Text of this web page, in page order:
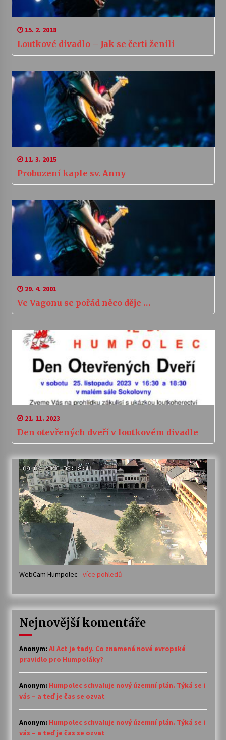
15. 2. 2018
Loutkové divadlo – Jak se čerti ženili
11. 3. 2015
Probuzení kaple sv. Anny
29. 4. 2001
Ve Vagonu se pořád něco děje …
21. 11. 2023
Den otevřených dveří v loutkovém divadle
WebCam Humpolec -více pohledů
Nejnovější komentáře
Anonym: AI Act je tady. Co znamená nové evropské
pravidlo pro Humpoláky?
Anonym: Humpolec schvaluje nový územní plán. Týká se i
vás – a teď je čas se ozvat
Anonym: Humpolec schvaluje nový územní plán. Týká se i
vás – a teď je čas se ozvat